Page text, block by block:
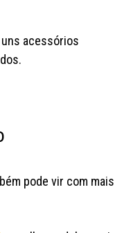
acessórios
pode vir com mais